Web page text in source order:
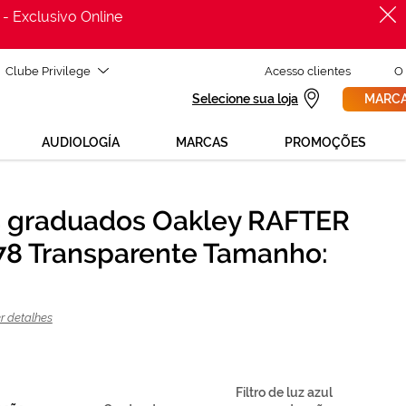
Exclusivo Online
Clube Privilege Acesso clientes O
Selecione sua loja
AUDIOLOGÍA MARCAS PROMOÇÕES
PROCURAR
de ajuda para mudar os teus óculos?
para nós GRÁTIS no número800 114 297
(de segunda a sexta, das 12h às 21h)
Oakley RAFTER
Transparente Tamanho:
detalhes
Filtro de luz azul